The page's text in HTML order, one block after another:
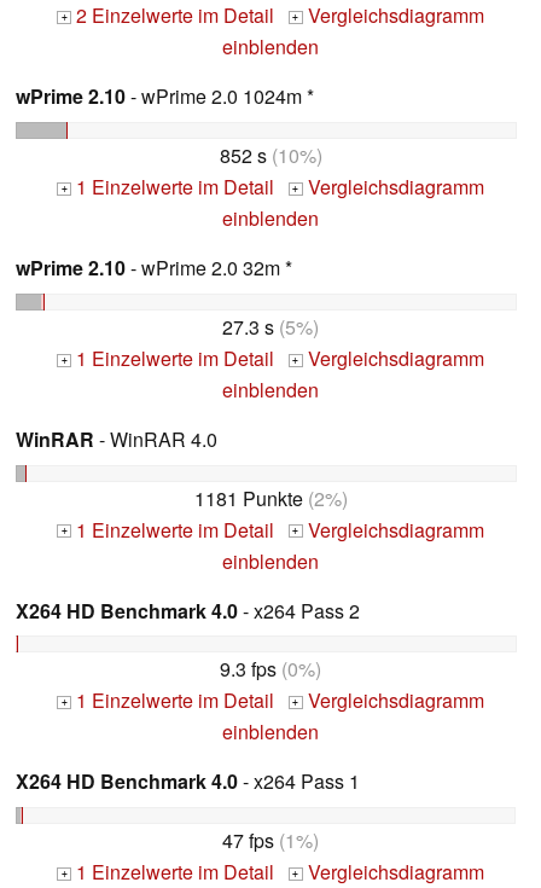
+ 2 Einzelwerte im Detail + Vergleichsdiagramm
einblenden
wPrime 2.10- wPrime 2.0 1024m *
852 s(10%)
+ 1 Einzelwerte im Detail + Vergleichsdiagramm
einblenden
wPrime 2.10- wPrime 2.0 32m *
27.3 s (5%)
+ 1 Einzelwerte im Detail + Vergleichsdiagramm
einblenden
WinRAR - WinRAR 4.0
1181 Punkte(2%)
+ 1 Einzelwerte im Detail + Vergleichsdiagramm
einblenden
X264 HD Benchmark 4.0- x264 Pass 2
9.3 fps (0%)
+ 1 Einzelwerte im Detail + Vergleichsdiagramm
einblenden
X264 HD Benchmark 4.0- x264 Pass 1
47 fps (1%)
+ 1 Einzelwerte im Detail + Vergleichsdiagramm